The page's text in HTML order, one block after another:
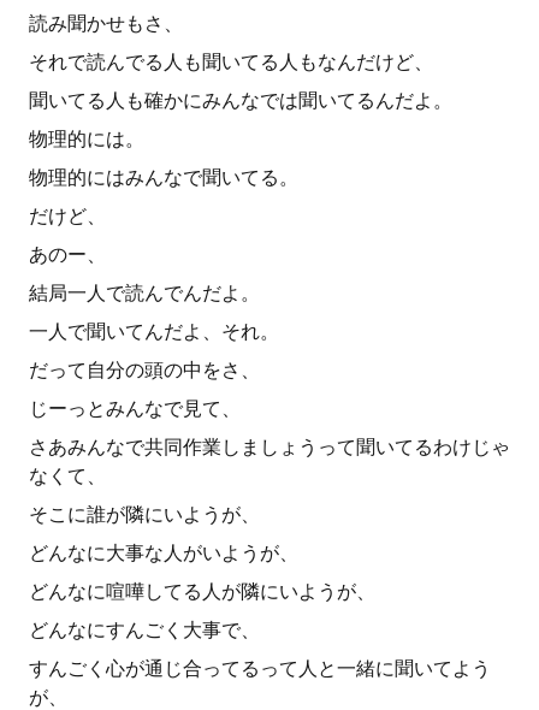
読み聞かせもさ、
それで読んでる人も聞いてる人もなんだけど、
聞いてる人も確かにみんなでは聞いてるんだよ。
物理的には。
物理的にはみんなで聞いてる。
だけど、
あのー、
結局一人で読んでんだよ。
一人で聞いてんだよ、それ。
だって自分の頭の中をさ、
じーっとみんなで見て、
さあみんなで共同作業しましょうって聞いてるわけじゃ
なくて、
そこに誰が隣にいようが、
どんなに大事な人がいようが、
どんなに喧嘩してる人が隣にいようが、
どんなにすんごく大事で、
すんごく心が通じ合ってるって人と一緒に聞いてよう
が、